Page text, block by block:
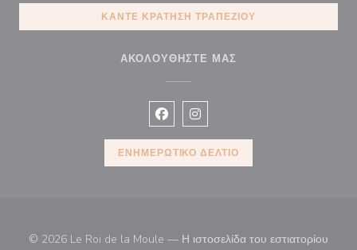
ΚΆΝΤΕ ΚΡΆΤΗΣΗ ΤΡΑΠΕΖΙΟΎ
ΑΚΟΛΟΥΘΉΣΤΕ ΜΑΣ
Facebook ((ανοίγει σε νέο
Instagram ((ανοίγει σε νέο
ΕΝΗΜΕΡΩΤΙΚΌ ΔΕΛΤΊΟ
© 2026 Le Roi de la Moule — Η ιστοσελίδα του εστιατορίου